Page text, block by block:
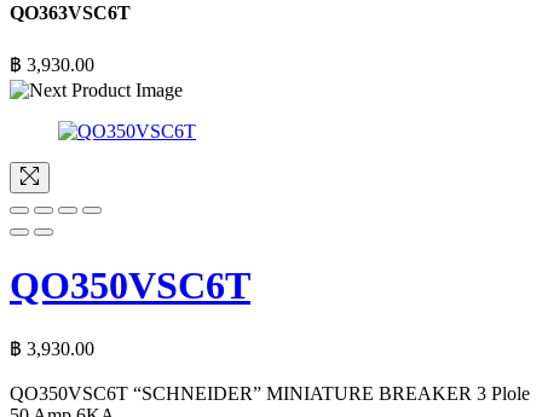
QO363VSC6T
฿ 3,930.00
QO350VSC6T
฿ 3,930.00
QO350VSC6T “SCHNEIDER” MINIATURE BREAKER 3 Plole